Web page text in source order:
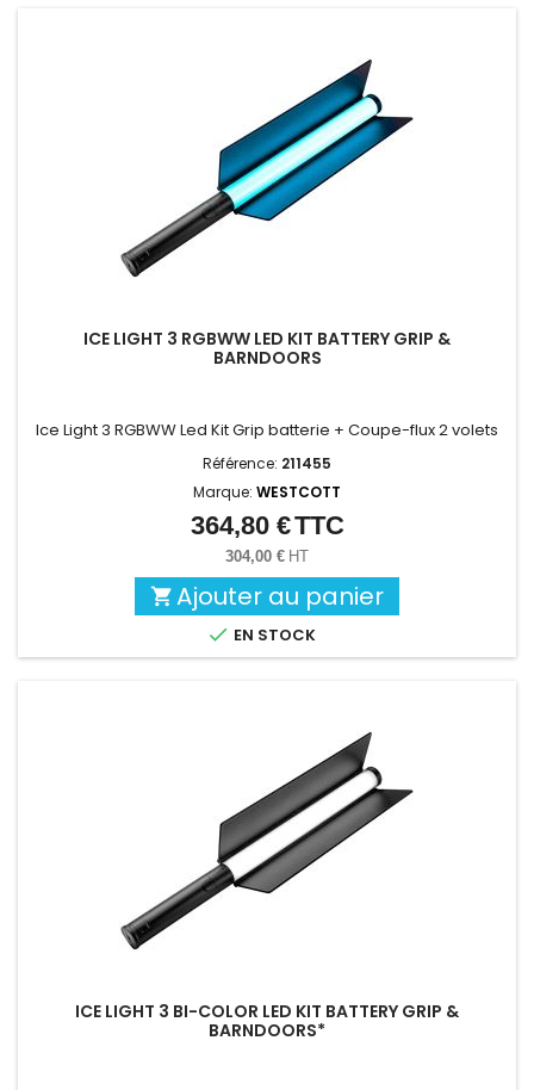
ICE LIGHT 3 RGBWW LED KIT BATTERY GRIP &
BARNDOORS
Ice Light 3 RGBWW Led Kit Grip batterie + Coupe-flux 2 volets
Référence: 211455
Marque: WESTCOTT
Prix
364,80 €TTC
304,00 € HT
 Ajouter au panier
 EN STOCK
ICE LIGHT 3 BI-COLOR LED KIT BATTERY GRIP &
BARNDOORS*